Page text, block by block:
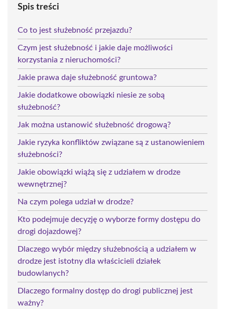
Spis treści
Co to jest służebność przejazdu?
Czym jest służebność i jakie daje możliwości
korzystania z nieruchomości?
Jakie prawa daje służebność gruntowa?
Jakie dodatkowe obowiązki niesie ze sobą
służebność?
Jak można ustanowić służebność drogową?
Jakie ryzyka konfliktów związane są z ustanowieniem
służebności?
Jakie obowiązki wiążą się z udziałem w drodze
wewnętrznej?
Na czym polega udział w drodze?
Kto podejmuje decyzję o wyborze formy dostępu do
drogi dojazdowej?
Dlaczego wybór między służebnością a udziałem w
drodze jest istotny dla właścicieli działek
budowlanych?
Dlaczego formalny dostęp do drogi publicznej jest
ważny?